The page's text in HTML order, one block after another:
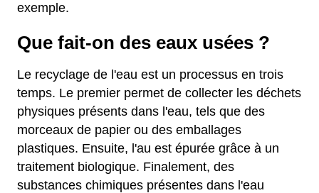
exemple.
Que fait-on des eaux usées ?
Le recyclage de l'eau est un processus en trois
temps. Le premier permet de collecter les déchets
physiques présents dans l'eau, tels que des
morceaux de papier ou des emballages
plastiques. Ensuite, l'au est épurée grâce à un
traitement biologique. Finalement, des
substances chimiques présentes dans l'eau